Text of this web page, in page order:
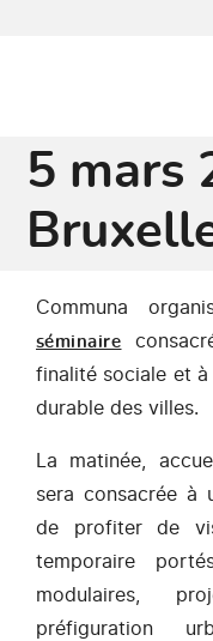
5 mars
Communa
séminaire
finalité sociale et
durable des villes.
La matinée,
sera consacrée à
de profiter de
temporaire
modulaires,
préfiguration